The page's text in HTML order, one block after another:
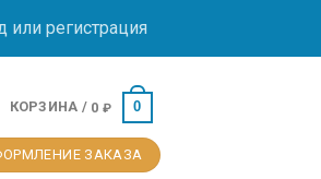
или регистрация
КОРЗИНА / 0 ₽ 0
ЗАКАЗА